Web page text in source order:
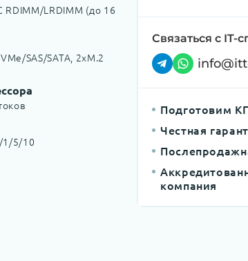
RDIMM/LRDIMM (до 16
SAS/SATA, 2хM.2
1/5/10
Связаться с IT-
Подготовим
Честная
компания